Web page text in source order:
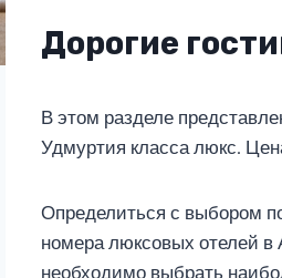
Дорогие
В этом разделе
Удмуртия класса люкс.
Определиться с выбором
номера люксовых отелей в
необходимо выбрать